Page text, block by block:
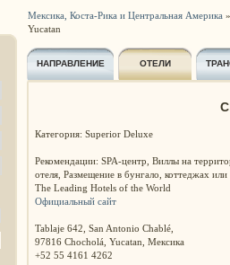
Мексика, Коста-Рика и Центральная Америка
Yucatan
НАПРАВЛЕНИЕ ОТЕЛИ
Категория: Superior Deluxe
Рекомендации: SPA-центр, Виллы на
отеля, Размещение в бунгало, коттеджах или
The Leading Hotels of the World
Официальный сайт
Tablaje 642, San Antonio Chablé,
97816 Chocholá, Yucatan, Мексика
+52 55 4161 4262